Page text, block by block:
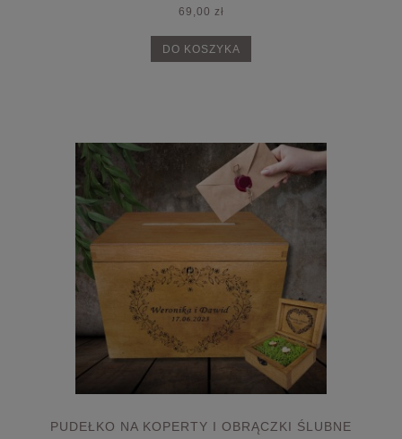
69,00 zł
DO KOSZYKA
PUDEŁKO NA KOPERTY I OBRĄCZKI ŚLUBNE